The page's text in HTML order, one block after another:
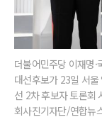
더불어민주당 이재명·
대선후보가 23일 서
선 2차 후보자 토론회
회사진기자단/연합뉴